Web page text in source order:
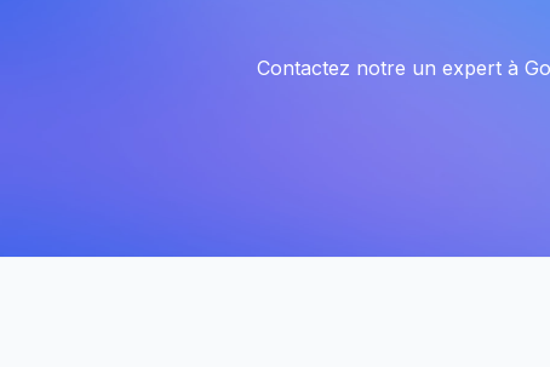
Contactez notre un expert à